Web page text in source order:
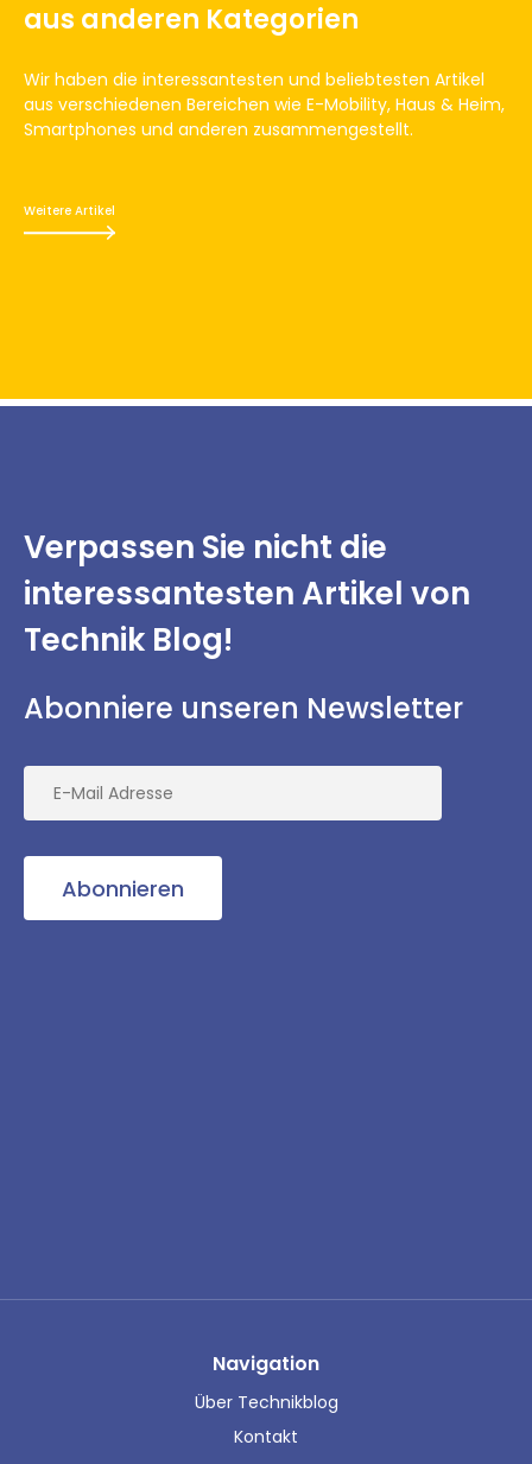
aus anderen Kategorien
Wir haben die interessantesten und beliebtesten Artikel
aus verschiedenen Bereichen wie E-Mobility, Haus & Heim,
Smartphones und anderen zusammengestellt.
Weitere Artikel
Verpassen Sie nicht die
interessantestenArtikel von
Technik Blog!
Abonniere unseren Newsletter
Abonnieren
Navigation
Über Technikblog
Kontakt